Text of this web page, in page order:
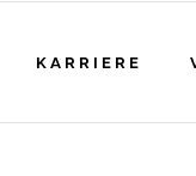
KARRIERE